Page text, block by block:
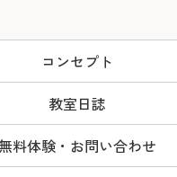
コンセプト
教室日誌
料体験・お問い合わせ